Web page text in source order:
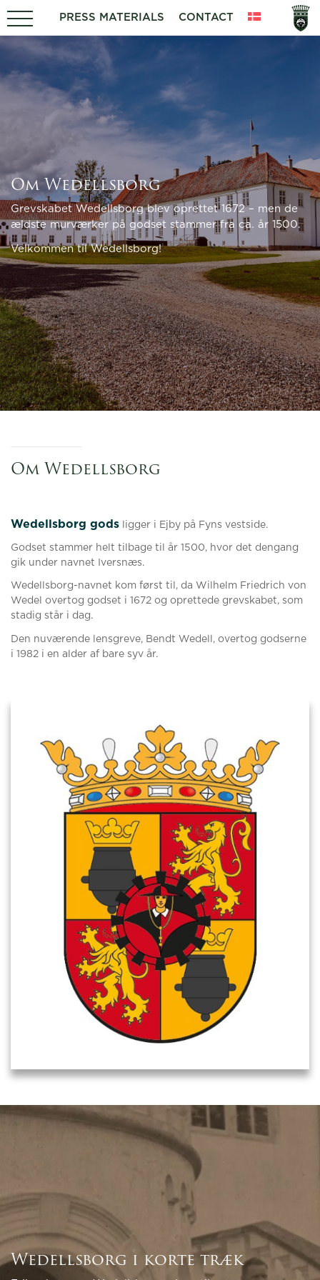
PRESS MATERIALS CONTACT
Om Wedellsborg
Grevskabet Wedellsborg blev oprettet 1672 – men de
ældste murværker på godset stammer fra ca. år 1500.
Velkommen til Wedellsborg!
Om Wedellsborg
Wedellsborg gods ligger i Ejby på Fyns vestside.
Godset stammer helt tilbage til år 1500, hvor det dengang
gik under navnet Iversnæs.
Wedellsborg-navnet kom først til, da Wilhelm Friedrich von
Wedel overtog godset i 1672 og oprettede grevskabet, som
stadig står i dag.
Den nuværende lensgreve, Bendt Wedell, overtog godserne
i 1982 i en alder af bare syv år.
Wedellsborg i korte træk